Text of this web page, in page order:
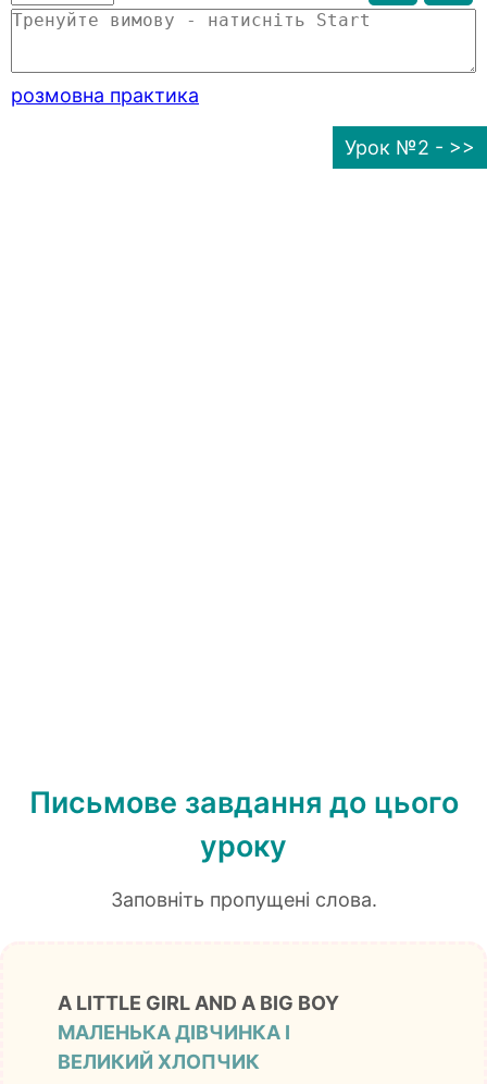
розмовна практика
Урок №2 - >>
Письмове завдання до цього
уроку
Заповніть пропущені слова.
A LITTLE GIRL AND A BIG BOY
МАЛЕНЬКА ДІВЧИНКА І
ВЕЛИКИЙ ХЛОПЧИК